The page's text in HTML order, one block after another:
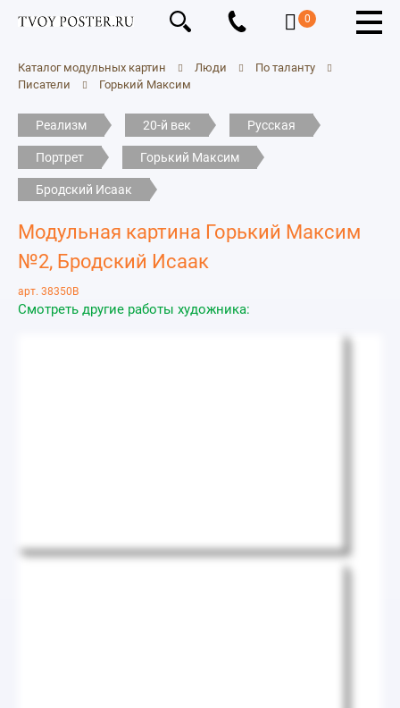
0
Каталог модульных картин Люди
По таланту
Писатели
Горький Максим
Реализм 20-й век Русская
Портрет Горький Максим
Бродский Исаак
Модульная картина Горький Максим
№2, Бродский Исаак
арт. 38350B
Смотреть другие работы художника: